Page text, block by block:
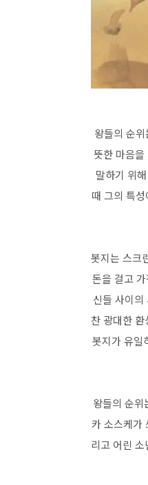
왕들의 순
뜻한 마음
말하기 위
때 그의 특
봇지는 스크
돈을 걸고
신들 사이
찬 광대한
봇지가 유일
왕들의 순
카 소스케가
리고 어린